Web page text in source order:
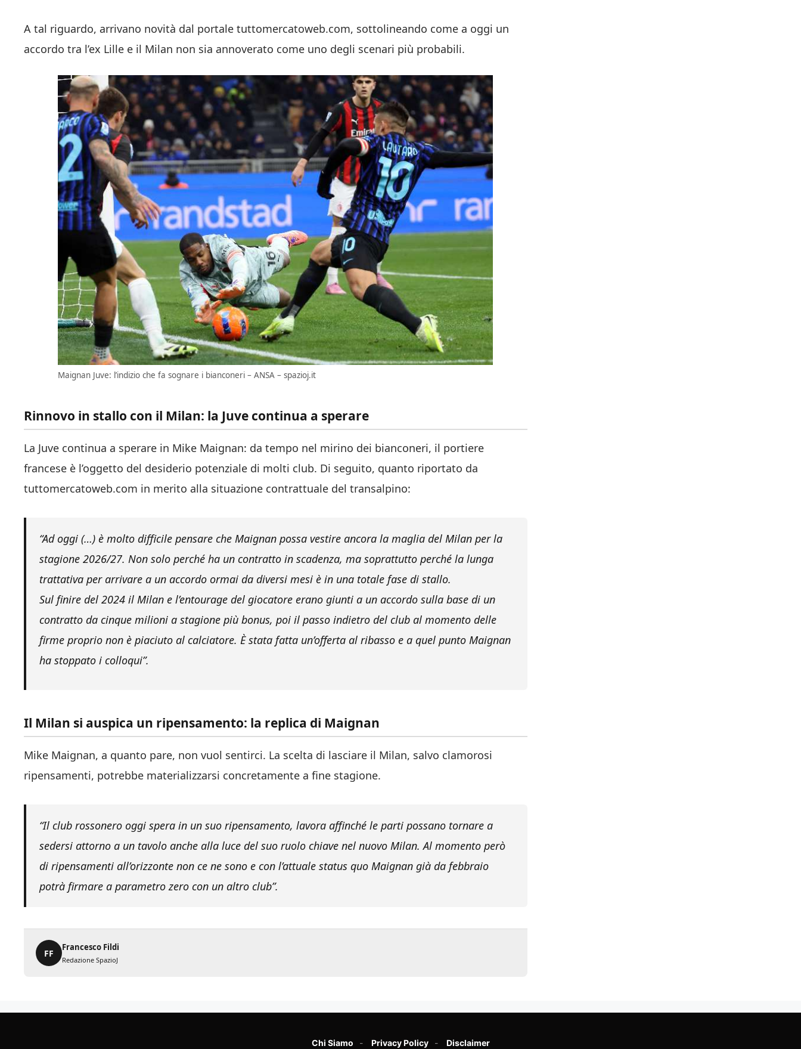
A tal riguardo, arrivano novità dal portale tuttomercatoweb.com, sottolineando come a oggi un
accordo tra l’ex Lille e il Milan non sia annoverato come uno degli scenari più probabili.
Maignan Juve: l’indizio che fa sognare i bianconeri – ANSA – spazioj.it
Rinnovo in stallo con il Milan: la Juve continua a sperare
La Juve continua a sperare in Mike Maignan: da tempo nel mirino dei bianconeri, il portiere
francese è l’oggetto del desiderio potenziale di molti club. Di seguito, quanto riportato da
tuttomercatoweb.com in merito alla situazione contrattuale del transalpino:
“Ad oggi (…) è molto difficile pensare che Maignan possa vestire ancora la maglia del Milan per la
stagione 2026/27. Non solo perché ha un contratto in scadenza, ma soprattutto perché la lunga
trattativa per arrivare a un accordo ormai da diversi mesi è in una totale fase di stallo.
Sul finire del 2024 il Milan e l’entourage del giocatore erano giunti a un accordo sulla base di un
contratto da cinque milioni a stagione più bonus, poi il passo indietro del club al momento delle
firme proprio non è piaciuto al calciatore. È stata fatta un’offerta al ribasso e a quel punto Maignan
ha stoppato i colloqui”.
Il Milan si auspica un ripensamento: la replica di Maignan
Mike Maignan, a quanto pare, non vuol sentirci. La scelta di lasciare il Milan, salvo clamorosi
ripensamenti, potrebbe materializzarsi concretamente a fine stagione.
“Il club rossonero oggi spera in un suo ripensamento, lavora affinché le parti possano tornare a
sedersi attorno a un tavolo anche alla luce del suo ruolo chiave nel nuovo Milan. Al momento però
di ripensamenti all’orizzonte non ce ne sono e con l’attuale status quo Maignan già da febbraio
potrà firmare a parametro zero con un altro club”.
FF
Francesco Fildi
Redazione SpazioJ
Chi Siamo Privacy Policy Disclaimer